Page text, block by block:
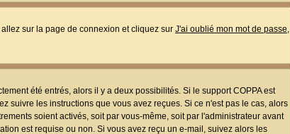
sur la page de connexion et cliquez sur J'ai oublié mon mot de passe,
été entrés, alors il y a deux possibilités. Si le support COPPA est
suivre les instructions que vous avez reçues. Si ce n'est pas le cas, alors
soient activés, soit par vous-même, soit par l'administrateur avant
est requise ou non. Si vous avez reçu un e-mail, suivez alors les